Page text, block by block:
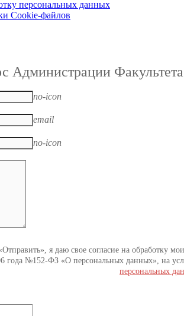
персональных данных
Cookie-файлов
Администрации Факультета
no-icon
email
no-icon
я даю свое согласие на обработку
года №152-ФЗ «О персональных данных», на
персональных